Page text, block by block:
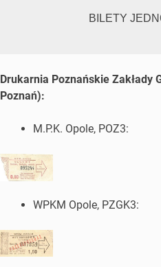
BILETY
Drukarnia Poznańskie Zakłady
Poznań):
M.P.K. Opole, POZ3:
WPKM Opole, PZGK3: